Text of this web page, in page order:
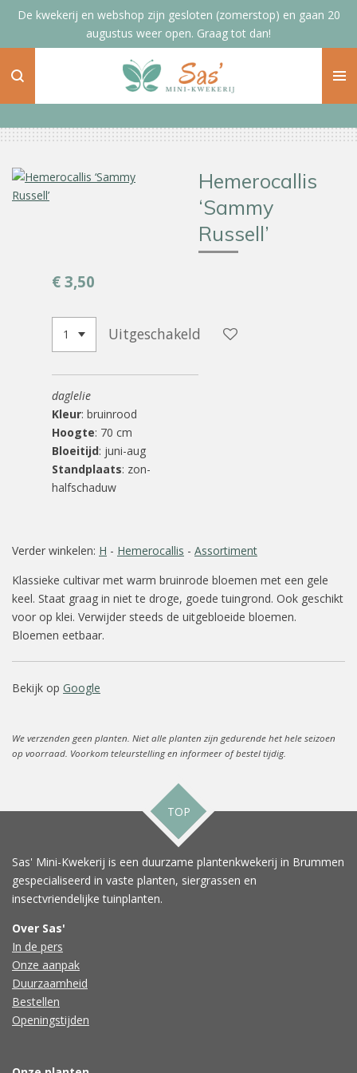
Ga
de
De kwekerij en webshop zijn gesloten (zomerstop) en gaan 20
augustus weer open. Graag tot dan!
Hemerocallis
‘Sammy
Russell’
€ 3,50
Uitgeschakeld
daglelie
Kleur: bruinrood
Hoogte: 70 cm
Bloeitijd: juni-aug
Standplaats: zon-
halfschaduw
Verder winkelen: H - Hemerocallis - Assortiment
Klassieke cultivar met warm bruinrode bloemen met een gele
keel. Staat graag in niet te droge, goede tuingrond. Ook geschikt
voor op klei. Verwijder steeds de uitgebloeide bloemen.
Bloemen eetbaar.
Bekijk op Google
We verzenden geen planten. Niet alle planten zijn gedurende het hele seizoen
op voorraad. Voorkom teleurstelling en informeer of bestel tijdig.
TOP
Sas' Mini-Kwekerij is een duurzame plantenkwekerij in Brummen
gespecialiseerd in vaste planten, siergrassen en
insectvriendelijke tuinplanten.
Over Sas'
In de pers
Onze aanpak
Duurzaamheid
Bestellen
Openingstijden